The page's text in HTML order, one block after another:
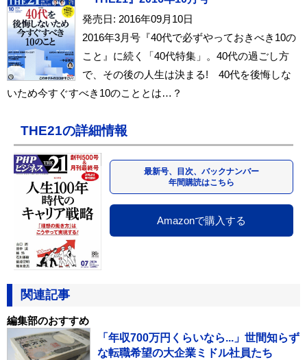
発売日: 2016年09月10日
2016年3月号『40代で必ずやっておきべき10の
こと』に続く「40代特集」。40代の過ごし方
で、その後の人生は決まる! 40代を後悔しな
いため今すぐすべき10のこととは…？
THE21の詳細情報
最新号、目次、バックナンバー
年間購読はこちら
Amazonで購入する
関連記事
編集部のおすすめ
「年収700万円くらいなら...」世間知らず
な転職希望の大企業ミドル社員たち